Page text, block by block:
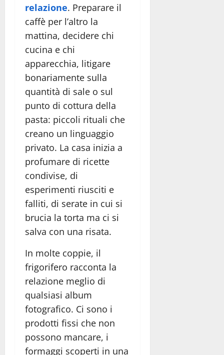
relazione. Preparare il
caffè per l’altro la
mattina, decidere chi
cucina e chi
apparecchia, litigare
bonariamente sulla
quantità di sale o sul
punto di cottura della
pasta: piccoli rituali che
creano un linguaggio
privato. La casa inizia a
profumare di ricette
condivise, di
esperimenti riusciti e
falliti, di serate in cui si
brucia la torta ma ci si
salva con una risata.
In molte coppie, il
frigorifero racconta la
relazione meglio di
qualsiasi album
fotografico. Ci sono i
prodotti fissi che non
possono mancare, i
formaggi scoperti in una